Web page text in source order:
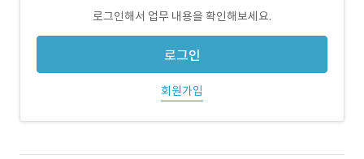
로그인해서 업무 내용을 확인해보세요.
로그인
회원가입